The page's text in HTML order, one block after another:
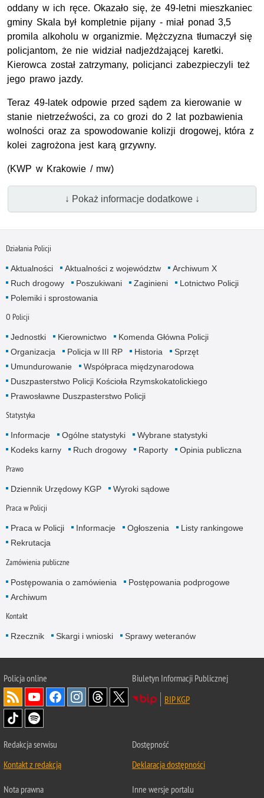
oddany w ich ręce. Okazało się, że 49-letni mieszkaniec
gminy Skala był kompletnie pijany - miał ponad 3,5
promila alkoholu w organizmie. Mężczyzna tłumaczył się
policjantom, że nie widział nadjeżdżającej karetki.
Kierowca został zatrzymany, policjanci zabezpieczyli też
jego prawo jazdy.
Teraz 49-latek odpowie przed sądem za kierowanie w
stanie nietrzeźwości, za co grozi do 2 lat pozbawienia
wolności oraz za spowodowanie kolizji drogowej, która z
kolei zagrożona jest karą grzywny.
(KWP w Krakowie / mw)
↓ Pokaż informacje dodatkowe ↓
Działania Policji
Aktualności Aktualności z województw
Archiwum X
Ruch drogowy
Poszukiwani Zaginieni
Lotnictwo Policji
Polemiki i sprostowania
O Policji
Jednostki Kierownictwo
Komenda Główna Policji
Organizacja
Policja w III RP Historia
Sprzęt
Umundurowanie
Współpraca międzynarodowa
Duszpasterstwo Policji Kościoła Rzymskokatolickiego
Prawosławne Duszpasterstwo Policji
Statystyka
Informacje Ogólne statystyki
Wybrane statystyki
Kodeks karny
Ruch drogowy Raporty Opinia publiczna
Prawo
Dziennik Urzędowy KGP Wyroki sądowe
Praca w Policji
Praca w Policji Informacje Ogłoszenia
Listy rankingowe
Rekrutacja
Zamówienia publiczne
Postępowania o zamówienia
Postępowania podprogowe
Archiwum
Kontakt
Rzecznik Skargi i wnioski Sprawy weteranów
Policjaonline
Biuletyn Informacji Publicznej
BIP KGP
Redakcja serwisu
Kontakt z redakcją
Dostępność
Deklaracja dostępności
Nota prawna Inne wersje portalu